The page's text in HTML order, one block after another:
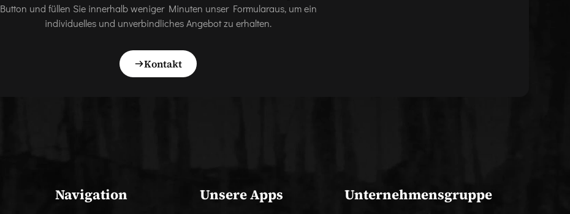
Button und füllen Sie innerhalb weniger Minuten unser Formularaus, um ein
individuelles und unverbindliches Angebot zu erhalten.
Kontakt
Navigation Unsere Apps Unternehmensgruppe